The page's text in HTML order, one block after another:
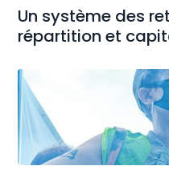
Un système des
répartition et